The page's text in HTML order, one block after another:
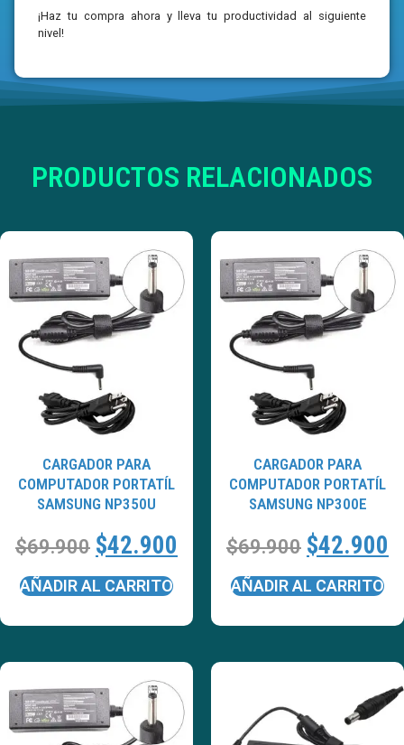
¡Haz tu compra ahora y lleva tu productividad al siguiente
nivel!
PRODUCTOS RELACIONADOS
CARGADOR PARA
COMPUTADOR PORTATÍL
SAMSUNG NP350U
$69.900 $42.900
AÑADIR AL CARRITO
CARGADOR PARA
COMPUTADOR PORTATÍL
SAMSUNG NP300E
$69.900 $42.900
AÑADIR AL CARRITO